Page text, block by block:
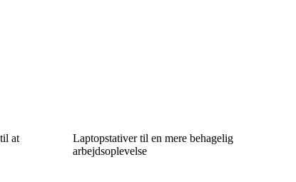
at
Laptopstativer til en mere behagelig
arbejdsoplevelse